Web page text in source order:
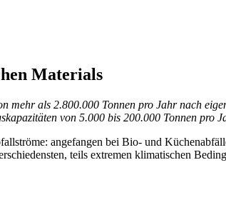
Materials
als 2.800.000 Tonnen pro Jahr nach
von 5.000 bis 200.000 Tonnen pro
angefangen bei Bio- und
teils extremen klimatischen